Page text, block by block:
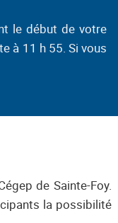
le début de votre
à 11 h 55. Si vous
de Sainte-Foy.
la possibilité